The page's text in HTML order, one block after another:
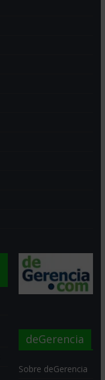
deGerencia
Sobre deGerencia